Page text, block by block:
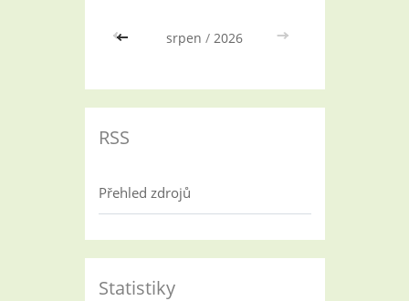
<< srpen / 2026 >>
RSS
Přehled zdrojů
Statistiky